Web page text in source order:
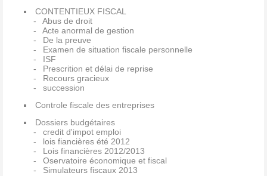
CONTENTIEUX FISCAL
Abus de droit
Acte anormal de gestion
De la preuve
Examen de situation fiscale personnelle
ISF
Prescrition et délai de reprise
Recours gracieux
succession
Controle fiscale des entreprises
Dossiers budgétaires
credit d'impot emploi
lois fiancières été 2012
Lois financières 2012/2013
Oservatoire économique et fiscal
Simulateurs fiscaux 2013